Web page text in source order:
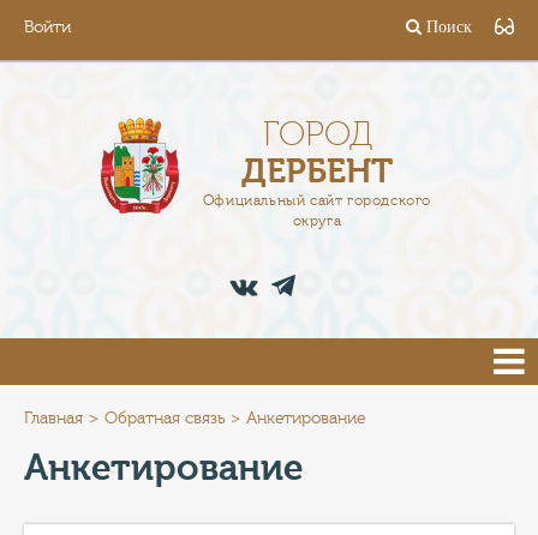
Войти Поиск
ГОРОД
ДЕРБЕНТ
Официальный сайт городского
округа
АДМИНИСТРАЦИЯ
ПРЕСС-ЦЕНТР
ТУРИСТАМ
Главная Обратная связь Анкетирование
Анкетирование